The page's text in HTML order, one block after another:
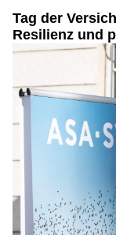
Tag der
Resilienz und